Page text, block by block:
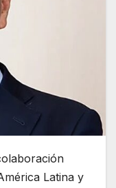
Latina y